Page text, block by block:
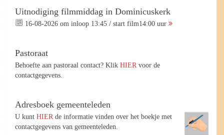
Uitnodiging filmmiddag in Dominicuskerk
16-08-2026 om inloop 13:45 / start film14:00 uur
Pastoraat
Behoefte aan pastoraal contact? Klik HIER voor de
contactgegevens.
Adresboek gemeenteleden
U kunt HIER de informatie vinden over het boekje met
contactgegevens van gemeenteleden.